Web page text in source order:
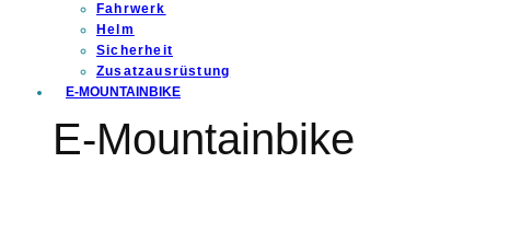
Fahrwerk
Helm
Sicherheit
Zusatzausrüstung
E-MOUNTAINBIKE
E-Mountainbike